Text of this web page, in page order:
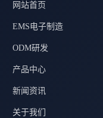
网站首页
EMS电子制造
ODM研发
产品中心
新闻资讯
关于我们